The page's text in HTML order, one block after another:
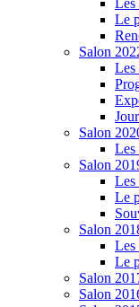
Les
Le
Salon
Les
Salon
Les
Salon
Les
Le
Salon
Les
Le
Salon
Salon